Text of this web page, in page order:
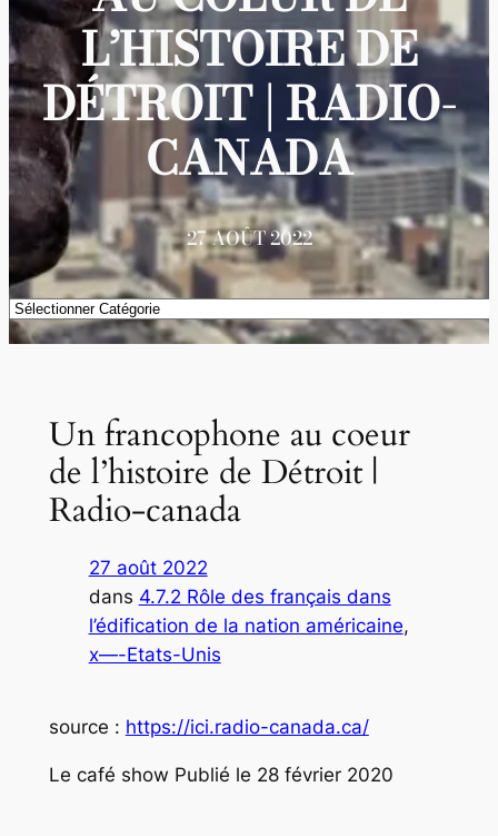
L’HISTOIRE DE
DÉTROIT | RADIO-
CANADA
27 AOÛT 2022
Catégories
Un francophone au coeur
de l’histoire de Détroit |
Radio-canada
27 août 2022
dans 4.7.2 Rôle des français dans
l’édification de la nation américaine
x—-Etats-Unis
source : https://ici.radio-canada.ca/
Le café show Publié le 28 février 2020